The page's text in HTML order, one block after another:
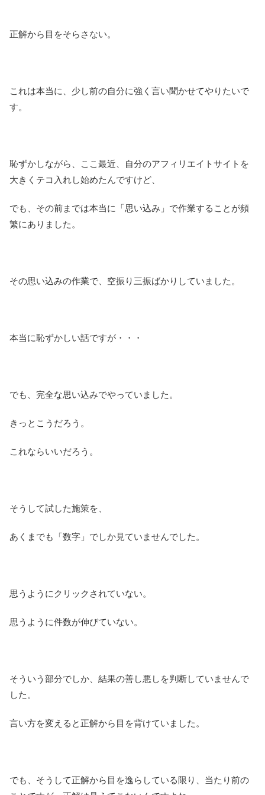
正解から目をそらさない。
これは本当に、少し前の自分に強く言い聞かせてやりたいで
す。
恥ずかしながら、ここ最近、自分のアフィリエイトサイトを
大きくテコ入れし始めたんですけど、
でも、その前までは本当に「思い込み」で作業することが頻
繁にありました。
その思い込みの作業で、空振り三振ばかりしていました。
本当に恥ずかしい話ですが・・・
でも、完全な思い込みでやっていました。
きっとこうだろう。
これならいいだろう。
そうして試した施策を、
あくまでも「数字」でしか見ていませんでした。
思うようにクリックされていない。
思うように件数が伸びていない。
そういう部分でしか、結果の善し悪しを判断していませんで
した。
言い方を変えると正解から目を背けていました。
でも、そうして正解から目を逸らしている限り、当たり前の